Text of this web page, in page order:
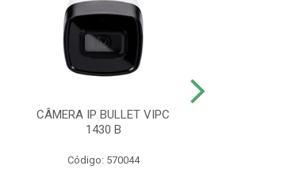
CÂMERA IP BULLET VIPC
1430 B
Código: 570044